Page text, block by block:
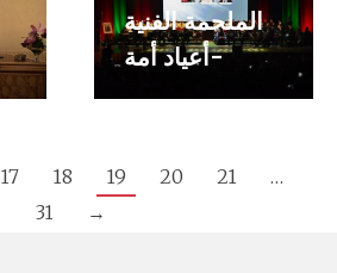
الملحمة الفنية
-أعياد أمة
17 18 19 20 21
…
31
→